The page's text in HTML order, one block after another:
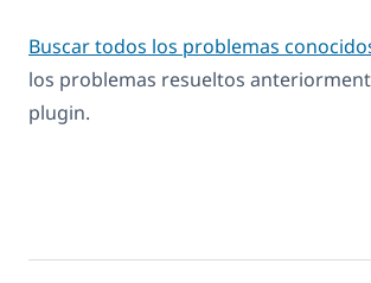
Buscar todos los problemas
los problemas resueltos
plugin.